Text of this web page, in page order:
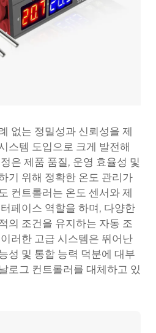
없는 정밀성과 신뢰성을 제
스템 도입으로 크게 발전해
은 제품 품질, 운영 효율성 및
기 위해 정확한 온도 관리가
컨트롤러는 온도 센서와 제
페이스 역할을 하며, 다양한
의 조건을 유지하는 자동 조
러한 고급 시스템은 뛰어난
성 및 통합 능력 덕분에 대부
로그 컨트롤러를 대체하고 있